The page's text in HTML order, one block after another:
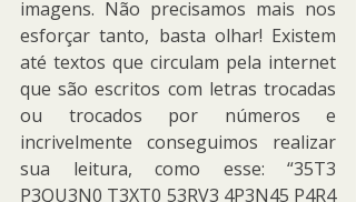
imagens. Não precisamos mais nos
esforçar tanto, basta olhar! Existem
até textos que circulam pela internet
que são escritos com letras trocadas
ou trocados por números e
incrivelmente conseguimos realizar
sua leitura, como esse: “35T3
P3QU3N0 T3XT0 53RV3 4P3N45 P4R4